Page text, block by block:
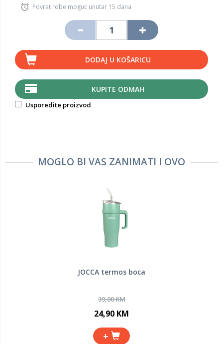
Povrat robe moguć unutar 15 dana
DODAJ U KOŠARICU
KUPITE ODMAH
Usporedite proizvod
MOGLO BI VAS ZANIMATI I OVO
JOCCA termos boca
39,00 KM
24,90 KM
+